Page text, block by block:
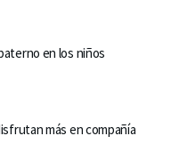
en los niños
más en compañía